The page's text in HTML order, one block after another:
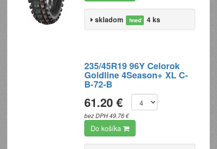
skladom hneď 4 ks
235/45R19 96Y Celorok
Goldline 4Season+ XL C-
B-72-B
61.20 €
bez DPH 49.76 €
Do košíka